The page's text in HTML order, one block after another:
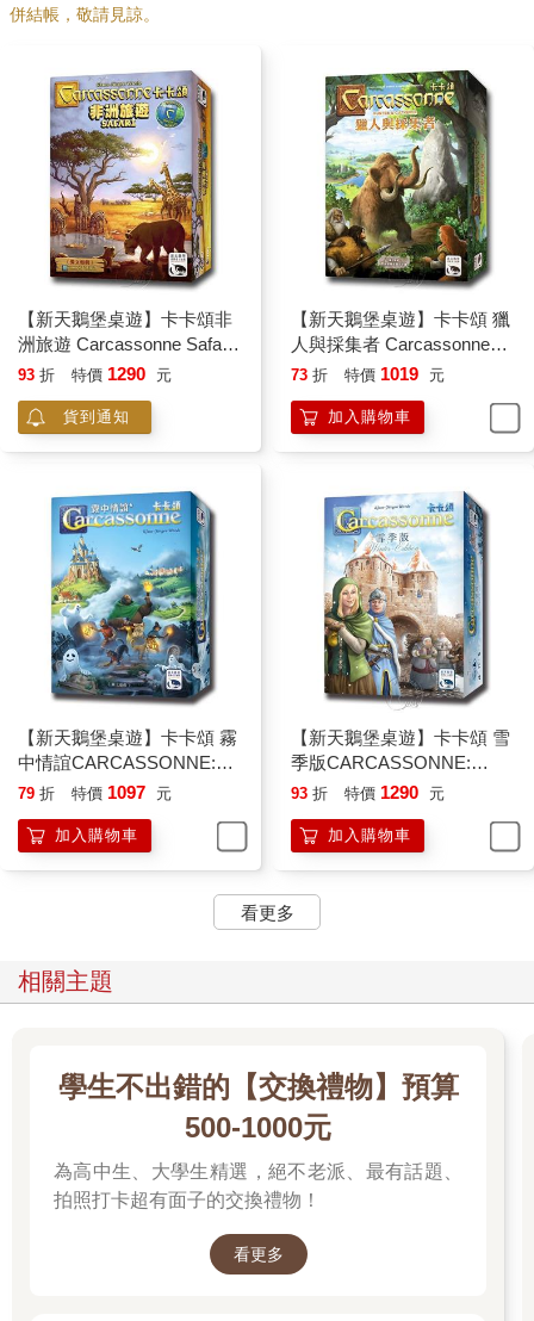
併結帳，敬請見諒。
【新天鵝堡桌遊】卡卡頌非
洲旅遊 Carcassonne Safari/
桌上遊戲
93 折 特價 1290 元
貨到通知
【新天鵝堡桌遊】卡卡頌 獵
人與採集者 Carcassonne
Hunter and Gatherer
73 折 特價 1019 元
加入購物車
【新天鵝堡桌遊】卡卡頌 霧
中情誼CARCASSONNE:
MISTS OVER CARCA/桌上
79 折 特價 1097 元
加入購物車
【新天鵝堡桌遊】卡卡頌 雪
季版CARCASSONNE:
WINTER EDITION/桌上遊戲
93 折 特價 1290 元
加入購物車
看更多
相關主題
學生不出錯的【交換禮物】預算
500-1000元
為高中生、大學生精選，絕不老派、最有話題、
拍照打卡超有面子的交換禮物！
看更多